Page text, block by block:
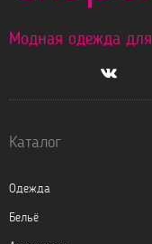
Модная одежда
Каталог
Одежда
Бельё